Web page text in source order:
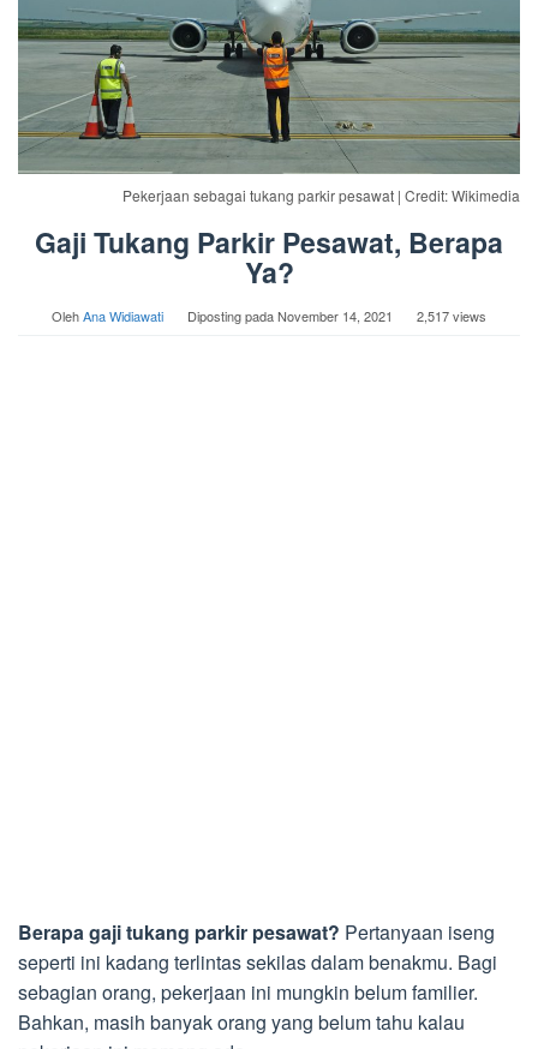
Pekerjaan sebagai tukang parkir pesawat | Credit: Wikimedia
Gaji Tukang Parkir Pesawat, Berapa
Ya?
OlehAna Widiawati Diposting padaNovember 14, 2021 2,517 views
Berapa gaji tukang parkir pesawat? Pertanyaan iseng
seperti ini kadang terlintas sekilas dalam benakmu. Bagi
sebagian orang, pekerjaan ini mungkin belum familier.
Bahkan, masih banyak orang yang belum tahu kalau